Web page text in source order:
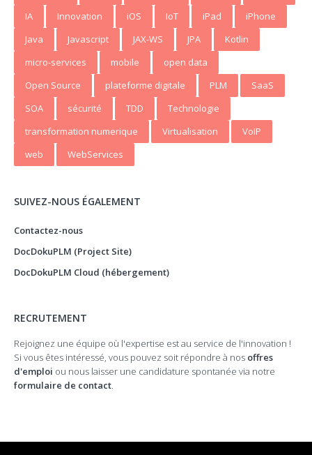
IA
Innovation iOS IoT iPad
iPhone
Java
Javascript JAX-WS JPA
Kotlin
micro-services
mobile
open data
Open Source
plateforme digitale PLM
SaaS
SOA
sécurité TDD
Technologie
transformation numerique
Virtualisation
VoIP
web
WebServices
SUIVEZ-NOUS ÉGALEMENT
Contactez-nous
DocDokuPLM (Project Site)
DocDokuPLM Cloud (hébergement)
RECRUTEMENT
Rejoignez une équipe où l'expertise est au service de l'innovation !
Si vous êtes intéressé, vous pouvez soit répondre à nos offres
d'emploi ou nous laisser une candidature spontanée via notre
formulaire de contact